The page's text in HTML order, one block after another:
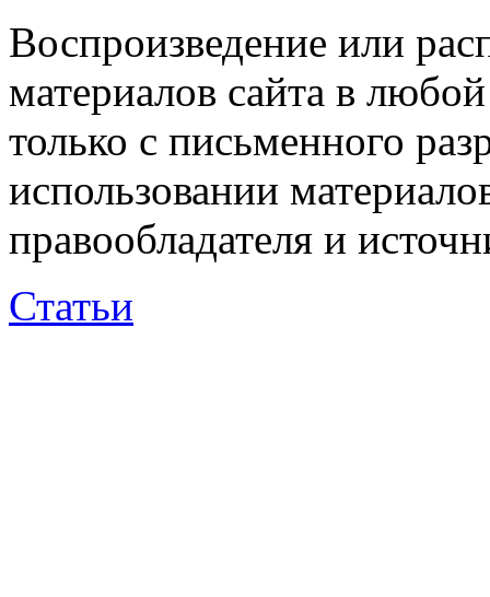
Воспроизведение или
материалов сайта в
только с письменного
использовании
правообладателя и
Статьи